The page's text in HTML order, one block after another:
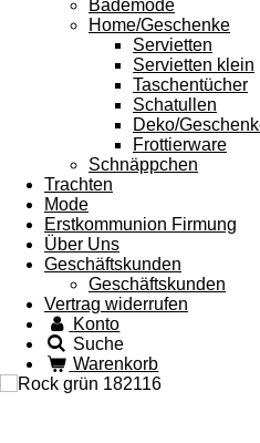
Bademode
Home/Geschenke
Servietten
Servietten klein
Taschentücher
Schatullen
Deko/
Frottierware
Schnäppchen
Trachten
Mode
Erstkommunion Firmung
Über Uns
Geschäftskunden
Geschäftskunden
Vertrag widerrufen
Konto
Suche
Warenkorb